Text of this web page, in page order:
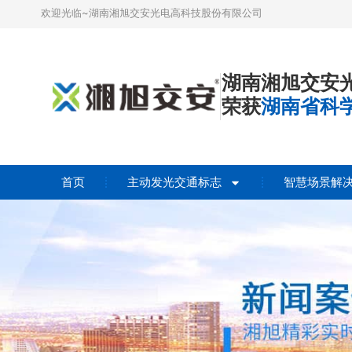
欢迎光临~湖南湘旭交安光电高科技股份有限公司
湖南湘旭交安
荣获湖南省科
首页 主动发光交通标志 智慧场景解